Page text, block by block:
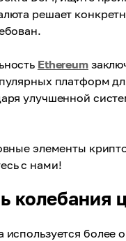
решает
Ethereum
платформ
улучшенной
элементы
с нами!
колебания
используется